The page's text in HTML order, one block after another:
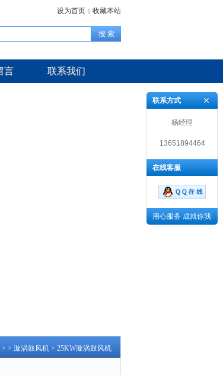
设为首页 | 收藏本站
言 联系我们
> > 漩涡鼓风机 > 25KW漩涡鼓风机
联系方式
杨经理
13651894464
在线客服
用心服务 成就你我